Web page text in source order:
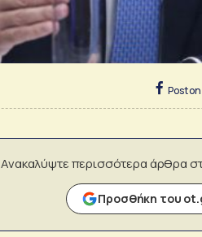
Post
Ανακαλύψτε περισσότερα άρθρα
Προσθήκη του